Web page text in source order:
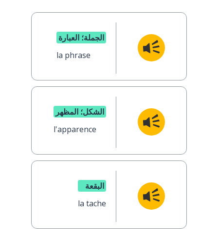
الجملة؛ العبارة
la phrase
الشكل؛ المظهر
l'apparence
البقعة
la tache